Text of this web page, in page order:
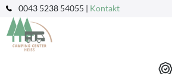
0043 5238 54055 | Kontakt